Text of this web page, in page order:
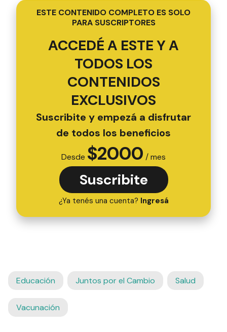
ESTE CONTENIDO COMPLETO ES SOLO
PARA SUSCRIPTORES
ACCEDÉ A ESTE Y A
TODOS LOS
CONTENIDOS
EXCLUSIVOS
Suscribite y empezá a disfrutar
de todos los beneficios
Desde $2000 / mes
Suscribite
¿Ya tenés una cuenta? Ingresá
Educación Juntos por el Cambio Salud
Vacunación